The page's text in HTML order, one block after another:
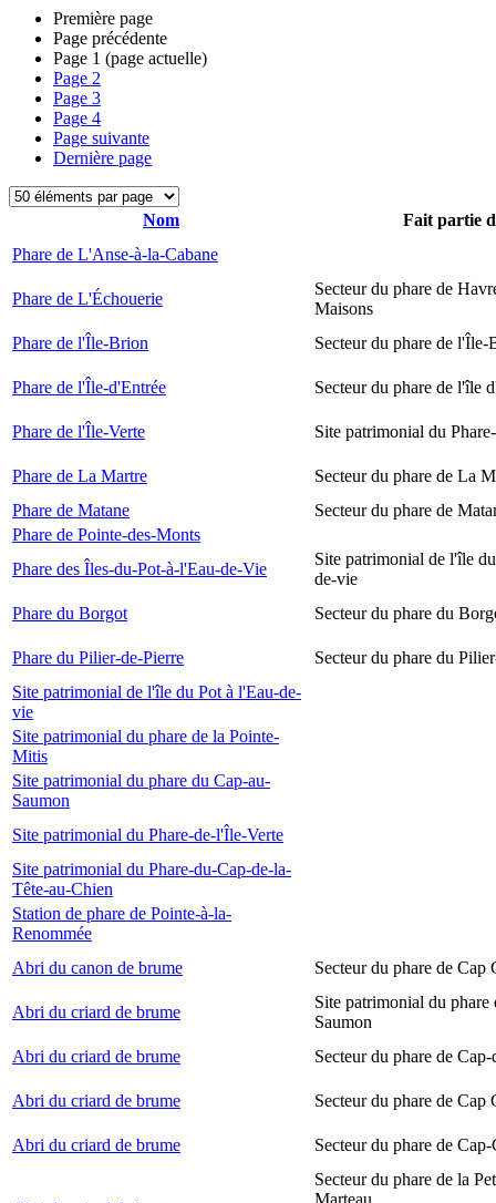
Première page
Page précédente
Page 1 (page actuelle)
Page 2
Page 3
Page 4
Page suivante
Dernière page
Nom
Fait partie
Phare de L'Anse-à-la-Cabane
Phare de L'Échouerie
Secteur du phare de
Maisons
Phare de l'Île-Brion
Secteur du phare de l'Île-
Phare de l'Île-d'Entrée Secteur du phare de l'île
Phare de l'Île-Verte Site patrimonial du
Phare de La Martre
Secteur du phare de La
Phare de Matane
Secteur du phare de
Phare de Pointe-des-Monts
Phare des Îles-du-Pot-à-l'Eau-de-Vie
Site patrimonial de l'île
de-vie
Phare du Borgot
Secteur du phare du
Phare du Pilier-de-Pierre
Secteur du phare du
Site patrimonial de l'île du Pot à l'Eau-de-
vie
Site patrimonial du phare de la Pointe-
Mitis
Site patrimonial du phare du Cap-au-
Saumon
Site patrimonial du Phare-de-l'Île-Verte
Site patrimonial du Phare-du-Cap-de-la-
Tête-au-Chien
Station de phare de Pointe-à-la-
Renommée
Abri du canon de brume
Secteur du phare de Cap
Abri du criard de brume
Site patrimonial du phare
Saumon
Abri du criard de brume
Secteur du phare de Cap-
Abri du criard de brume Secteur du phare de Cap
Abri du criard de brume Secteur du phare de Cap-
Secteur du phare de la
Marteau